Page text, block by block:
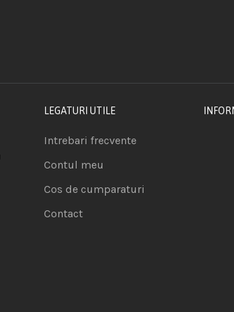
LEGATURI UTILE
Intrebari frecvente
Contul meu
Cos de cumparaturi
Contact